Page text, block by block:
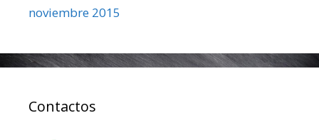
noviembre 2015
Contactos